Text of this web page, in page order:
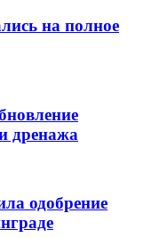
на полное
дренажа
одобрение